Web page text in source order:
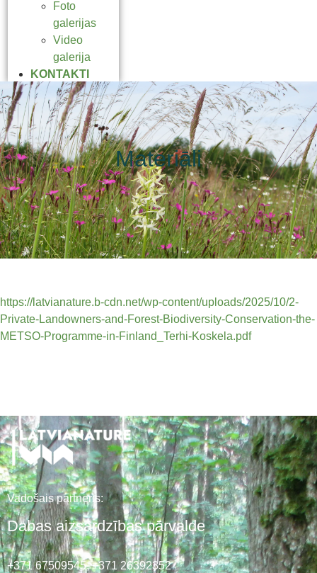
Foto
galerijas
Video
galerija
KONTAKTI
Materiāli
https://latvianature.b-cdn.net/wp-content/uploads/2025/10/2-
Private-Landowners-and-Forest-Biodiversity-Conservation-the-
METSO-Programme-in-Finland_Terhi-Koskela.pdf
Vadošais partneris:
Dabas aizsardzības pārvalde
+371 67509545,+371 26392352